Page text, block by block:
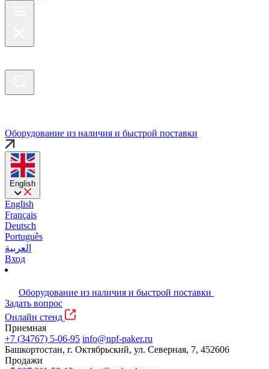
Оборудование из наличия и быстрой поставки
English
English
Français
Deutsch
Português
العربية
Вход
Оборудование из наличия и быстрой поставки
Задать вопрос
Онлайн стенд
Приемная
+7 (34767) 5-06-95 info@npf-paker.ru
Башкортостан, г. Октябрьский, ул. Северная, 7, 452606
Продажи